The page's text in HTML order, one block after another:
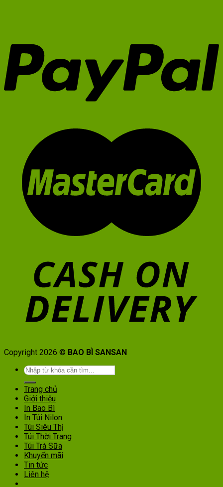
Copyright 2026 © BAO BÌ SANSAN
Tìm
Trang chủ
Giới thiệu
In Bao Bì
In Túi Nilon
Túi Siêu Thị
Túi Thời Trang
Túi Trà Sữa
Khuyến mãi
Tin tức
Liên hệ